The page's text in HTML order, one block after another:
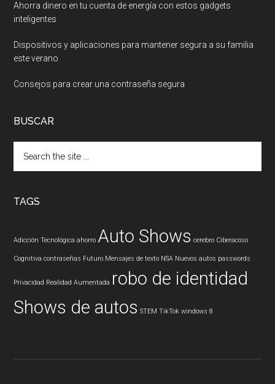
Ahorra dinero en tu cuenta de energía con estos gadgets
inteligentes
Dispositivos y aplicaciones para mantener segura a su familia
este verano
Consejos para crear una contraseña segura
BUSCAR
the
TAGS
Adicción Tecnológica ahorro Auto Shows cerebro Ciberacoso
Cognitiva contraseñas Futuro Mensajes de texto NSA Nuevos autos passwords
Privacidad Realidad Aumentada robo de identidad
Shows de autos STEM TikTok windows 8